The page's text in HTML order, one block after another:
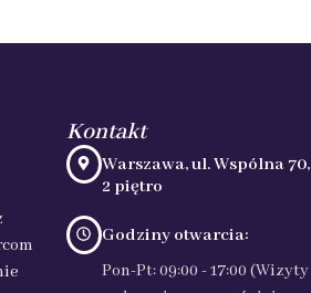
Kontakt
Warszawa, ul. Wspólna 70,
2 piętro
Godziny otwarcia:
Pon-Pt: 09:00 - 17:00 (Wizyty